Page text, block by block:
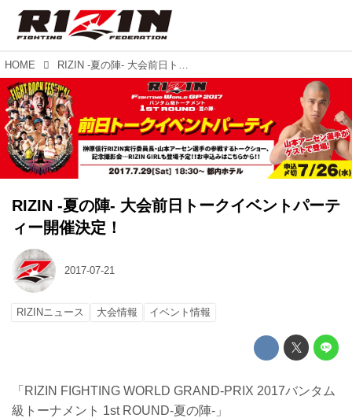
HOME RIZIN -夏の陣- 大会前日トークイベントパーティー開催決定！
RIZIN -夏の陣- 大会前日トークイベントパーテ
ィー開催決定！
2017-07-21
RIZINニュース 大会情報 イベント情報
「RIZIN FIGHTING WORLD GRAND-PRIX 2017バンタム
級トーナメント 1st ROUND-夏の陣-」